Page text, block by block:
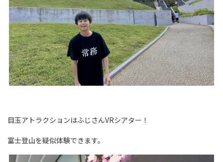
目玉アトラクションはふじさんVRシアター！
富士登山を疑似体験できます。